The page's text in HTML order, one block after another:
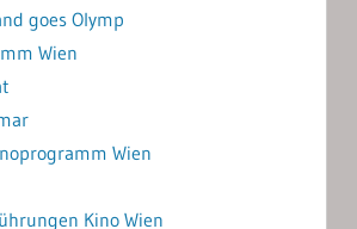
goes Olymp
Wien
Wien
Kino Wien